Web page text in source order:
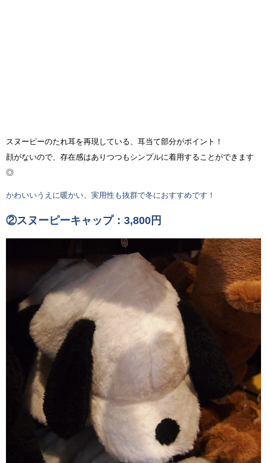
スヌーピーのたれ耳を再現している、耳当て部分がポイント！
顔がないので、存在感はありつつもシンプルに着用することができます
◎
かわいいうえに暖かい、実用性も抜群で冬におすすめです！
②スヌーピーキャップ：3,800円